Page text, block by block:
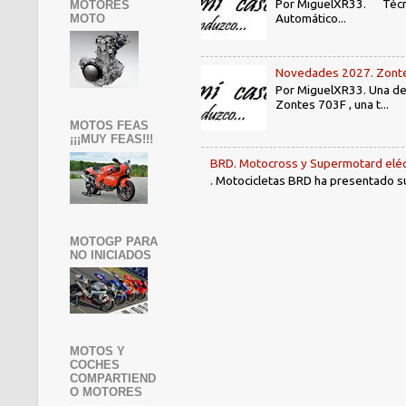
Por MiguelXR33.
Automático...
Novedades 2027.
Por MiguelXR33. Una
Zontes 703F , una t...
BRD. Motocross y Supermotard
. Motocicletas BRD ha presentado
MOTORES
MOTO
MOTOS FEAS
¡¡¡MUY FEAS!!!
MOTOGP PARA
NO INICIADOS
MOTOS Y
COCHES
COMPARTIEND
O MOTORES